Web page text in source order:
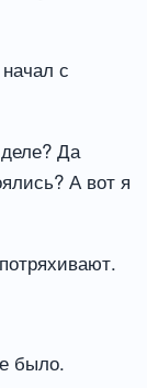
с
Да
А вот я
было.